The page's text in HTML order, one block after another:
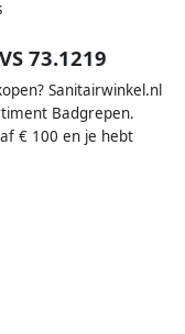
73.1219
Sanitairwinkel.nl
Badgrepen.
€ 100 en je hebt